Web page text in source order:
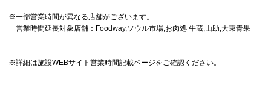
※一部営業時間が異なる店舗がございます。
営業時間延長対象店舗：Foodway,ソウル市場,お肉処 牛蔵,山助,大東青果
※詳細は施設WEBサイト営業時間記載ページをご確認ください。